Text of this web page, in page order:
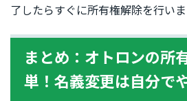
了したらすぐに所有権解除を行いま
まとめ：オトロンの所
単！名義変更は自分で